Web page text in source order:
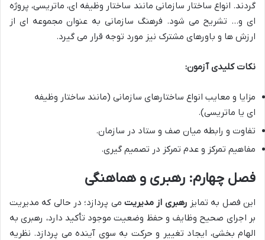
گردند. انواع ساختار سازمانی مانند ساختار وظیفه ای، ماتریسی، پروژه
ای و… تشریح می شود. فرهنگ سازمانی به عنوان مجموعه ای از
ارزش ها و باورهای مشترک نیز مورد توجه قرار می گیرد.
نکات کلیدی آزمون:
مزایا و معایب انواع ساختارهای سازمانی (مانند ساختار وظیفه
ای یا ماتریسی).
تفاوت و رابطه میان صف و ستاد در سازمان.
مفاهیم تمرکز و عدم تمرکز در تصمیم گیری.
فصل چهارم: رهبری و هماهنگی
این فصل به تمایز رهبری از مدیریت می پردازد؛ در حالی که مدیریت
بر اجرای صحیح وظایف و حفظ وضعیت موجود تأکید دارد، رهبری به
الهام بخشی، ایجاد تغییر و حرکت به سوی آینده می پردازد. نظریه